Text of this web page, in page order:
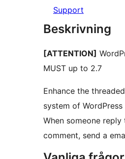
Support
Beskrivning
[ATTENTION]
MUST up to 2.7
Enhance the
system of WordPress
When someone
comment, send a